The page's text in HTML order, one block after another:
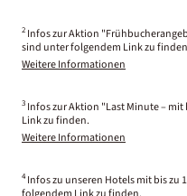
2 Infos zur Aktion
sind unter folgendem Link zu
Weitere Informationen
3 Infos zur Aktion "Last Minute –
Link zu finden.
Weitere Informationen
4 Infos zu unseren Hotels mit bis